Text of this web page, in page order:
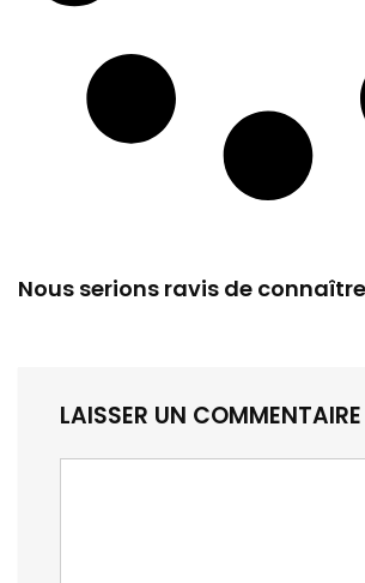
Nous serions ravis de
LAISSER UN COMMENTAIRE